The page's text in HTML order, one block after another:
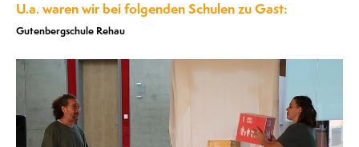
U.a. waren wir bei folgenden Schulen zu Gast:
Gutenbergschule Rehau